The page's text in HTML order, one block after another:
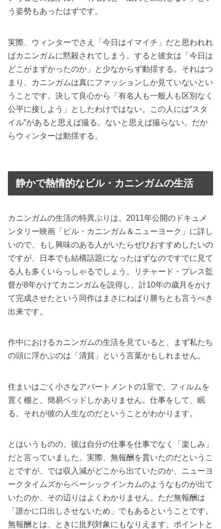
う姿勢もあったはずです。
実際、ウィンターでさえ「今日はイマイチ」だと思われれ
ばカニンガムに黙殺されてしまう。すると彼女は「今日は
どこがまずかったのか」と少なからず動揺する。それはつ
まり、カニンガムは真にファッションしか見ていないとい
うことです。決して良心から「有名人も一般人も区別なく
公平に接しよう」としたわけではない。この人には“スタ
イル”があると思えば撮る。ないと思えば撮らない。だか
らウィンターは動揺する。
静かで熱情的なビル・カニンガムの生活
カニンガムの生活の特異ぶりは、2011年公開のドキュメ
ンタリー映画「ビル・カニンガム＆ニューヨーク」に詳し
いので、もし興味のある人がいたらぜひおすすめしたいの
ですが、日本でも結構話題になったはずなのですでに見て
る人も多くいらっしゃるでしょう。リチャード・プレス監
督が8年かけてカニンガムを説得し、計10年の歳月をかけ
て完成させたという同作はまさにねばり勝ちとも言うべき
出来です。
作中におけるカニンガムの生活を見ていると、まず私たち
の頭に浮かぶのは「清貧」という言葉かもしれません。
住まいはごく小さなアパートメントの1室で、フィルムを
置く棚と、簡易ベッドしかありません。仕事をして、眠
る。それが彼の人生なのだということがわかります。
とはいうものの、彼は自分の仕事を仕事でなく「楽しみ」
だと言っていました。実際、無報酬を貫いたのだというこ
とですが、では収入減がどこから出ていたのか、ニューヨ
ークタイムズからベーシックインカムのようなものが出て
いたのか、その辺りはよくわかりません。ただ無報酬は
「誰かに口出しさせないため」でもあるということです。
無報酬とは、ときに批判対象にもなりえます。ポイントと